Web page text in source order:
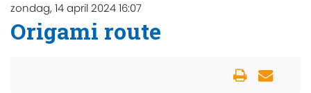
zondag, 14 april 2024 16:07
Origami route